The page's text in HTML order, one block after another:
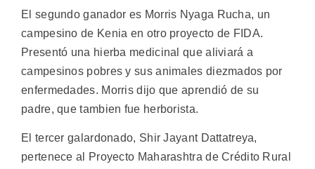
El segundo ganador es Morris Nyaga Rucha, un
campesino de Kenia en otro proyecto de FIDA.
Presentó una hierba medicinal que aliviará a
campesinos pobres y sus animales diezmados por
enfermedades. Morris dijo que aprendió de su
padre, que tambien fue herborista.
El tercer galardonado, Shir Jayant Dattatreya,
pertenece al Proyecto Maharashtra de Crédito Rural